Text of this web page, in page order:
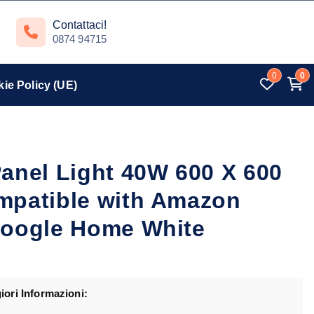
Contattaci!
0874 94715
Policy (UE)
0 0
Light 40W 600 X 600
with Amazon
Home White
Informazioni: